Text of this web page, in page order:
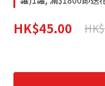
HK$45.00